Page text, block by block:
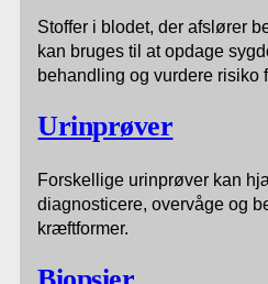
Stoffer i blodet, der afslører
kan bruges til at opdage
behandling og vurdere risiko
Urinprøver
Forskellige urinprøver kan
diagnosticere, overvåge og
kræftformer.